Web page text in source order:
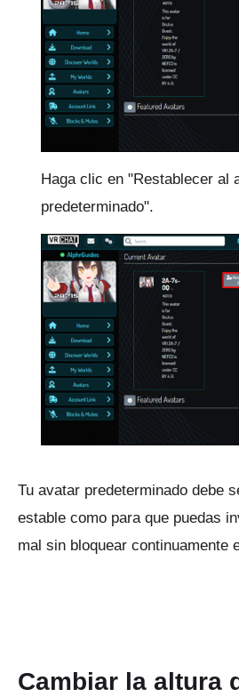
Haga clic en "Restablecer al
predeterminado".
Tu avatar predeterminado debe
estable como para que puedas
mal sin bloquear continuamente
Cambiar la altura